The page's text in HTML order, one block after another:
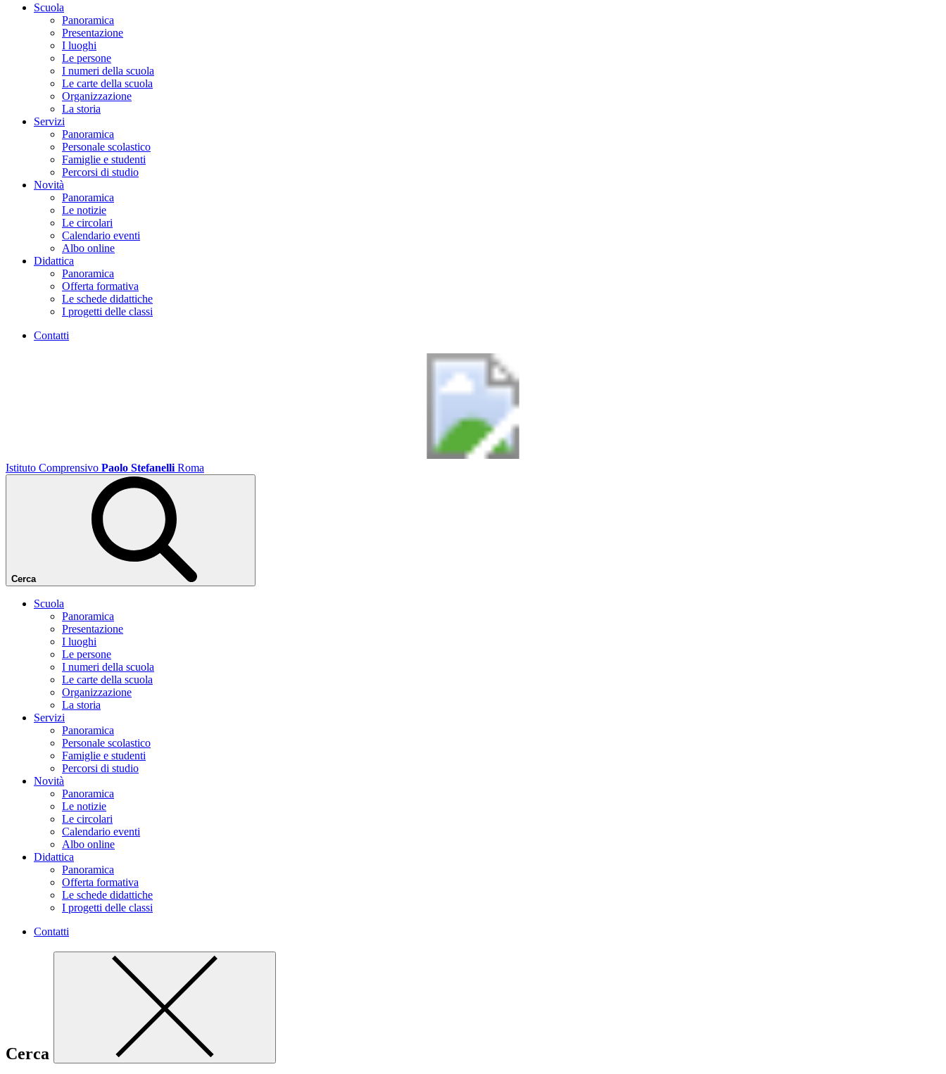
Scuola
Panoramica
Presentazione
I luoghi
Le persone
I numeri della scuola
Le carte della scuola
Organizzazione
La storia
Servizi
Panoramica
Personale scolastico
Famiglie e studenti
Percorsi di studio
Novità
Panoramica
Le notizie
Le circolari
Calendario eventi
Albo online
Didattica
Panoramica
Offerta formativa
Le schede didattiche
I progetti delle classi
Contatti
Istituto Comprensivo Paolo Stefanelli Roma
Cerca
Scuola
Panoramica
Presentazione
I luoghi
Le persone
I numeri della scuola
Le carte della scuola
Organizzazione
La storia
Servizi
Panoramica
Personale scolastico
Famiglie e studenti
Percorsi di studio
Novità
Panoramica
Le notizie
Le circolari
Calendario eventi
Albo online
Didattica
Panoramica
Offerta formativa
Le schede didattiche
I progetti delle classi
Contatti
Cerca